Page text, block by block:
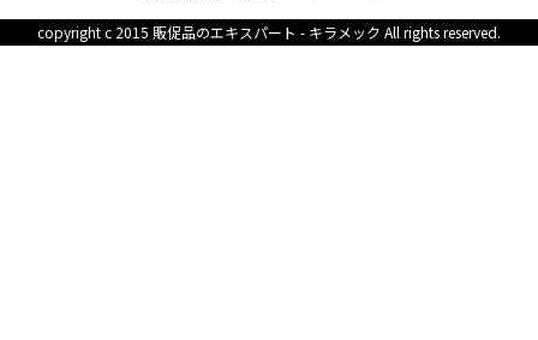
copyright c 2015 販促品のエキスパート - キラメック All rights reserved.